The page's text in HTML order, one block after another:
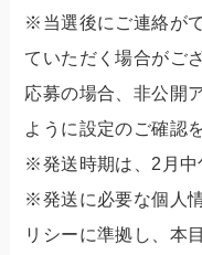
※当選後にご連絡が
ていただく場合がご
応募の場合、非公開
ように設定のご確認
※発送時期は、2月中
※発送に必要な個人
リシーに準拠し、本